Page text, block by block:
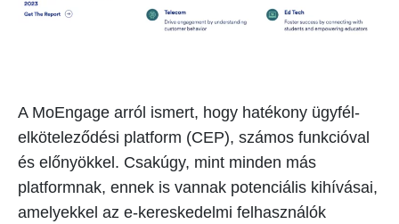
A MoEngage arról ismert, hogy hatékony ügyfél-
elköteleződési platform (CEP), számos funkcióval
és előnyökkel. Csakúgy, mint minden más
platformnak, ennek is vannak potenciális kihívásai,
amelyekkel az e-kereskedelmi felhasználók